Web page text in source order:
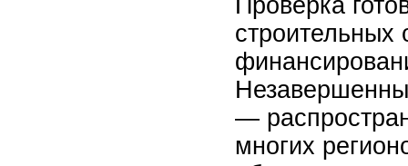
Проверка
строительных
—
многих